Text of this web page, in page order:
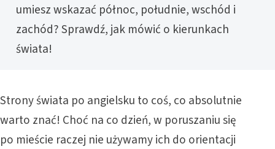
umiesz wskazać północ, południe, wschód i
zachód? Sprawdź, jak mówić o kierunkach
świata!
Strony świata po angielsku to coś, co absolutnie
warto znać! Choć na co dzień, w poruszaniu się
po mieście raczej nie używamy ich do orientacji